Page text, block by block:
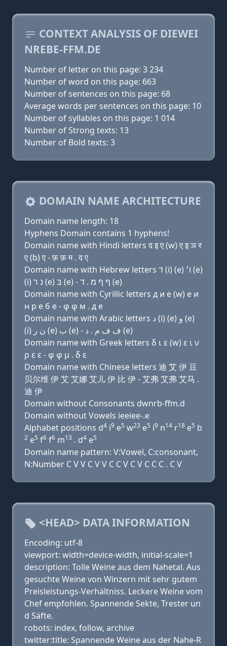
CONTEXT ANALYSIS OF DIEWEI
NREBE-FFM.DE
Number of letter on this page: 3 234
Number of word on this page: 663
Number of sentences on this page: 68
Average words per sentences on this page: 10
Number of syllables on this page: 1 014
Number of Strong texts: 13
Number of Bold texts: 3
DOMAIN NAME ARCHITECTURE
Domain name length: 18
Hyphens Domain contains 1 hyphens!
Domain name with Hindi letters द इ ए (w) ए इ ञ र
ए (b) ए - फ़ फ़ म . द ए
Domain name with Hebrew letters ד (i) (e) ו׳ (e)
(i) נ ר (e) בּ (e) - ף ף מ . ד (e)
Domain name with Cyrillic letters д и e (w) e и
н р e б e - φ φ м . д e
Domain name with Arabic letters ﺩ (i) (e) ﻭ (e)
(i) ﻥ ﺭ (e) ﺏ (e) - ﻑ ﻑ ﻡ . ﺩ (e)
Domain name with Greek letters δ ι ε (w) ε ι ν
ρ ε ε - φ φ μ . δ ε
Domain name with Chinese letters 迪 艾 伊 豆
贝尔维 伊 艾 艾娜 艾儿 伊 比 伊 - 艾弗 艾弗 艾马 .
迪 伊
Domain without Consonants dwnrb-ffm.d
Domain without Vowels ieeiee-.e
Alphabet positions d4 i9 e5 w23 e5 i9 n14 r18 e5 b
2 e5 f6 f6 m13 . d4 e5
Domain name pattern: V:Vowel, C:consonant,
N:Number C V V C V V C C V C V C C C . C V
<HEAD> DATA INFORMATION
Encoding: utf-8
viewport: width=device-width, initial-scale=1
description: Tolle Weine aus dem Nahetal. Aus
gesuchte Weine von Winzern mit sehr gutem
Preisleistungs-Verhältniss. Leckere Weine vom
Chef empfohlen. Spannende Sekte, Trester un
d Säfte.
robots: index, follow, archive
twitter:title: Spannende Weine aus der Nahe-R